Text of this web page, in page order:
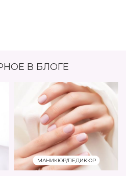
В БЛОГЕ
МАНИКЮР/ПЕДИКЮР